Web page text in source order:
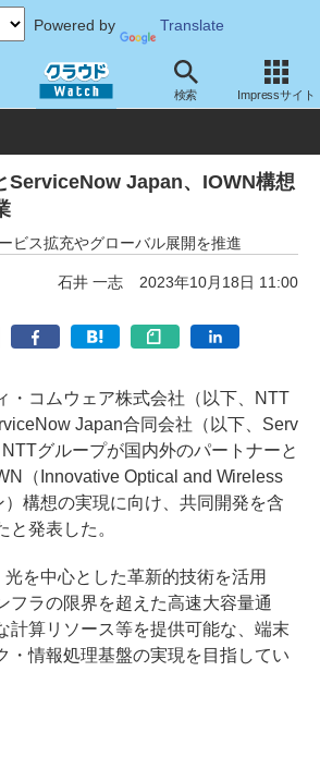
Powered by Translate
検索 Impressサイト
ク 協業・提携 国内
ServiceNow Japan、IOWN構想
ビス拡充やグローバル展開を推進
石井 一志 2023年10月18日 11:00
コムウェア株式会社（以下、NTT
Japan合同会社（以下、Serv
グループが国内外のパートナーと
（Innovative Optical and Wireless
構想の実現に向け、共同開発を含
と発表した。
を中心とした革新的技術を活用
フラの限界を超えた高速大容量通
計算リソース等を提供可能な、端末
・情報処理基盤の実現を目指してい